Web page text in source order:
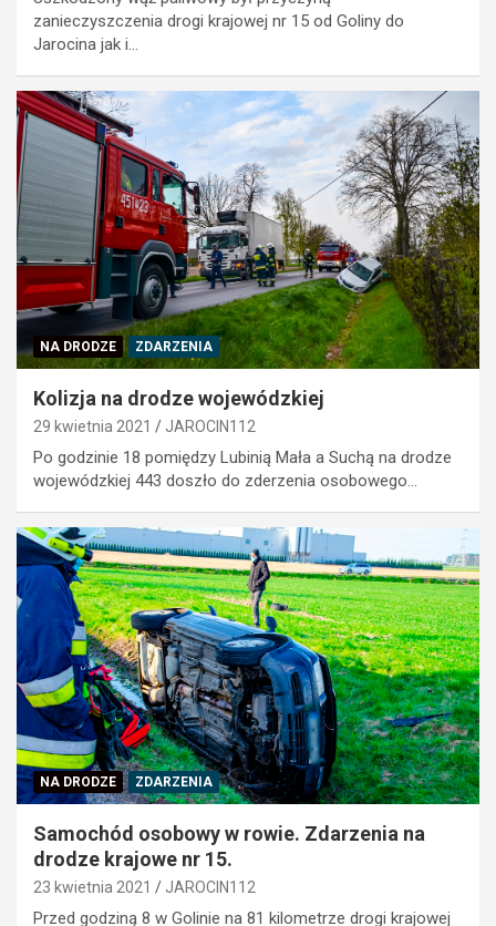
zanieczyszczenia drogi krajowej nr 15 od Goliny do
Jarocina jak i…
NA DRODZE ZDARZENIA
Kolizja na drodze wojewódzkiej
29 kwietnia 2021 JAROCIN112
Po godzinie 18 pomiędzy Lubinią Mała a Suchą na drodze
wojewódzkiej 443 doszło do zderzenia osobowego…
NA DRODZE ZDARZENIA
Samochód osobowy w rowie. Zdarzenia na
drodze krajowe nr 15.
23 kwietnia 2021 JAROCIN112
Przed godziną 8 w Golinie na 81 kilometrze drogi krajowej